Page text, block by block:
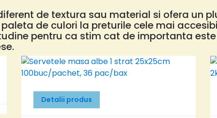
de textura sau material si ofera un
de culori la preturile cele mai
pentru ca stim cat de importanta
Detalii produs